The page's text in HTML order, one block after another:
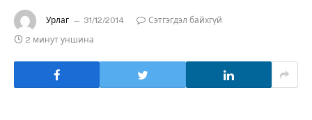
Урлаг 31/12/2014
Сэтгэгдэл байхгүй
2 минут уншина